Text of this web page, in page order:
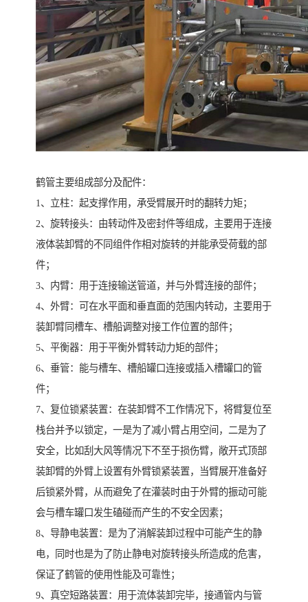
鹤管主要组成部分及配件：
1、立柱：起支撑作用，承受臂展开时的翻转力矩；
2、旋转接头：由转动件及密封件等组成，主要用于连接
液体装卸臂的不同组件作相对旋转的并能承受荷载的部
件；
3、内臂：用于连接输送管道，并与外臂连接的部件；
4、外臂：可在水平面和垂直面的范围内转动，主要用于
装卸臂同槽车、槽船调整对接工作位置的部件；
5、平衡器：用于平衡外臂转动力矩的部件；
6、垂管：能与槽车、槽船罐口连接或插入槽罐口的管
件；
7、复位锁紧装置：在装卸臂不工作情况下，将臂复位至
栈台并予以锁定，一是为了减小臂占用空间，二是为了
安全，比如刮大风等情况下不至于损伤臂，敞开式顶部
装卸臂的外臂上设置有外臂锁紧装置，当臂展开准备好
后锁紧外臂，从而避免了在灌装时由于外臂的振动可能
会与槽车罐口发生磕碰而产生的不安全因素；
8、导静电装置：是为了消解装卸过程中可能产生的静
电，同时也是为了防止静电对旋转接头所造成的危害，
保证了鹤管的使用性能及可靠性；
9、真空短路装置：用于流体装卸完毕，接通管内与管